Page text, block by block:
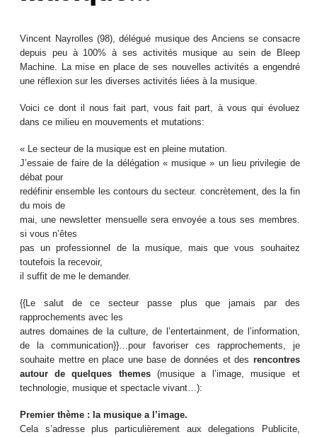
Vincent Nayrolles (98), délégué musique des Anciens se consacre
depuis peu à 100% à ses activités musique au sein de Bleep
Machine. La mise en place de ses nouvelles activités a engendré
une réflexion sur les diverses activités liées à la musique.
Voici ce dont il nous fait part, vous fait part, à vous qui évoluez
dans ce milieu en mouvements et mutations:
« Le secteur de la musique est en pleine mutation.
J’essaie de faire de la délégation « musique » un lieu privilegie de
débat pour
redéfinir ensemble les contours du secteur. concrètement, des la fin
du mois de
mai, une newsletter mensuelle sera envoyée a tous ses membres.
si vous n’êtes
pas un professionnel de la musique, mais que vous souhaitez
toutefois la recevoir,
il suffit de me le demander.
{{Le salut de ce secteur passe plus que jamais par des
rapprochements avec les
autres domaines de la culture, de l’entertainment, de l’information,
de la communication}}…pour favoriser ces rapprochements, je
souhaite mettre en place une base de données et des rencontres
autour de quelques themes(musique a l’image, musique et
technologie, musique et spectacle vivant…):
Premier thème : la musique a l’image.
Cela s’adresse plus particulièrement aux delegations Publicite,